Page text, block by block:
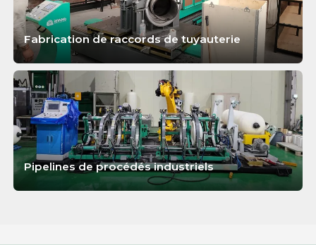
Fabrication de raccords de tuyauterie
APPRENDRE ENCORE PLUS
Pipelines de procédés industriels